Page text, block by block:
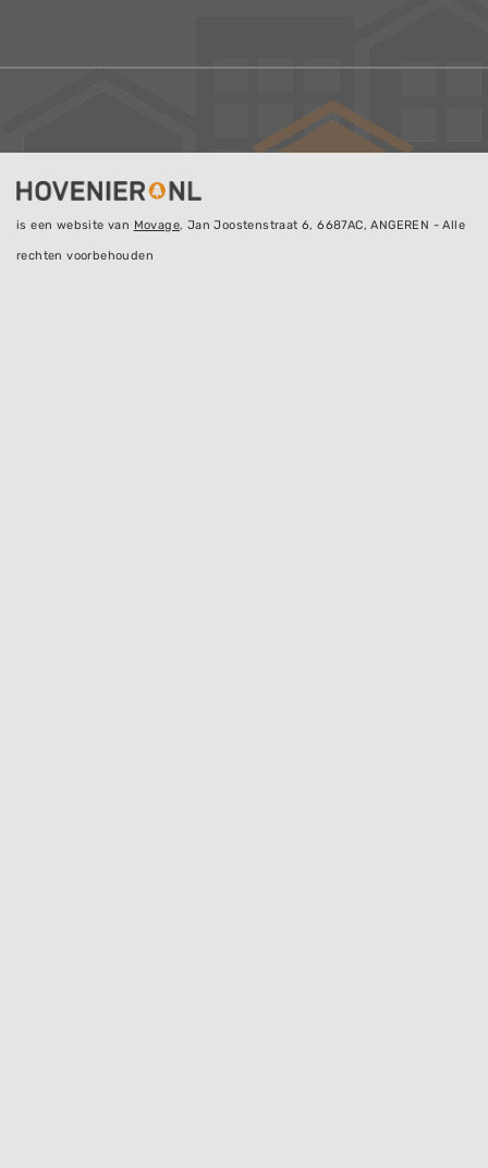
is een website van Movage, Jan Joostenstraat 6, 6687AC, ANGEREN - Alle
rechten voorbehouden